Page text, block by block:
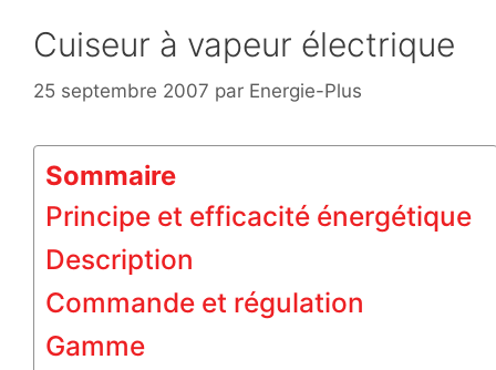
Cuiseur à vapeur électrique
25 septembre 2007 par Energie-Plus
Sommaire
Principe et efficacité énergétique
Description
Commande et régulation
Gamme